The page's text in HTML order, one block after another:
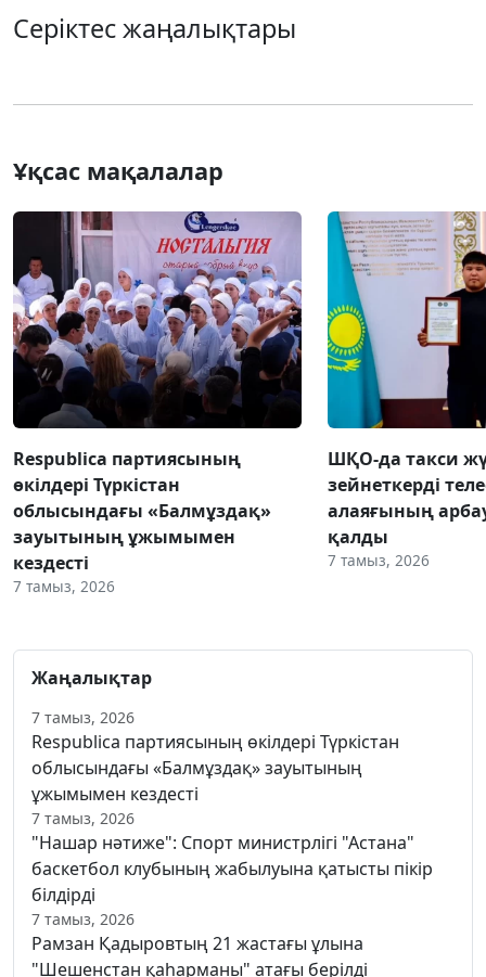
Серіктес жаңалықтары
Ұқсас мақалалар
Respublica партиясының
өкілдері Түркістан
облысындағы «Балмұздақ»
зауытының ұжымымен
кездесті
7 тамыз, 2026
ШҚО-да такси
зейнеткерді
алаяғының
қалды
7 тамыз, 2026
Жаңалықтар
7 тамыз, 2026
Respublica партиясының өкілдері Түркістан
облысындағы «Балмұздақ» зауытының
ұжымымен кездесті
7 тамыз, 2026
"Нашар нәтиже": Спорт министрлігі "Астана"
баскетбол клубының жабылуына қатысты пікір
білдірді
7 тамыз, 2026
Рамзан Қадыровтың 21 жастағы ұлына
"Шешенстан қаһарманы" атағы берілді